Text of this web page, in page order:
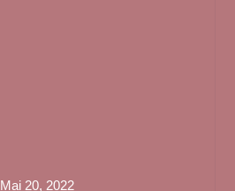
Mai 20, 2022